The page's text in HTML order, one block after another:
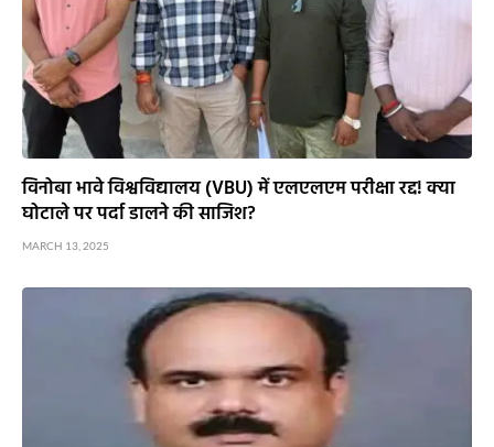
विनोबा भावे विश्वविद्यालय (VBU) में एलएलएम परीक्षा रद्द! क्या
घोटाले पर पर्दा डालने की साजिश?
MARCH 13, 2025